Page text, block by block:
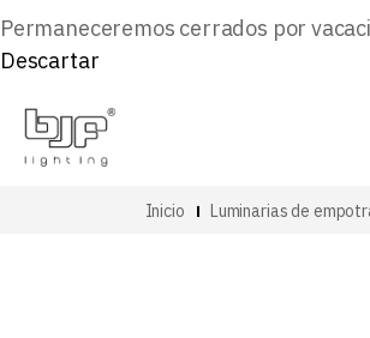
Permaneceremos cerrados por
Descartar
Inicio Luminarias de